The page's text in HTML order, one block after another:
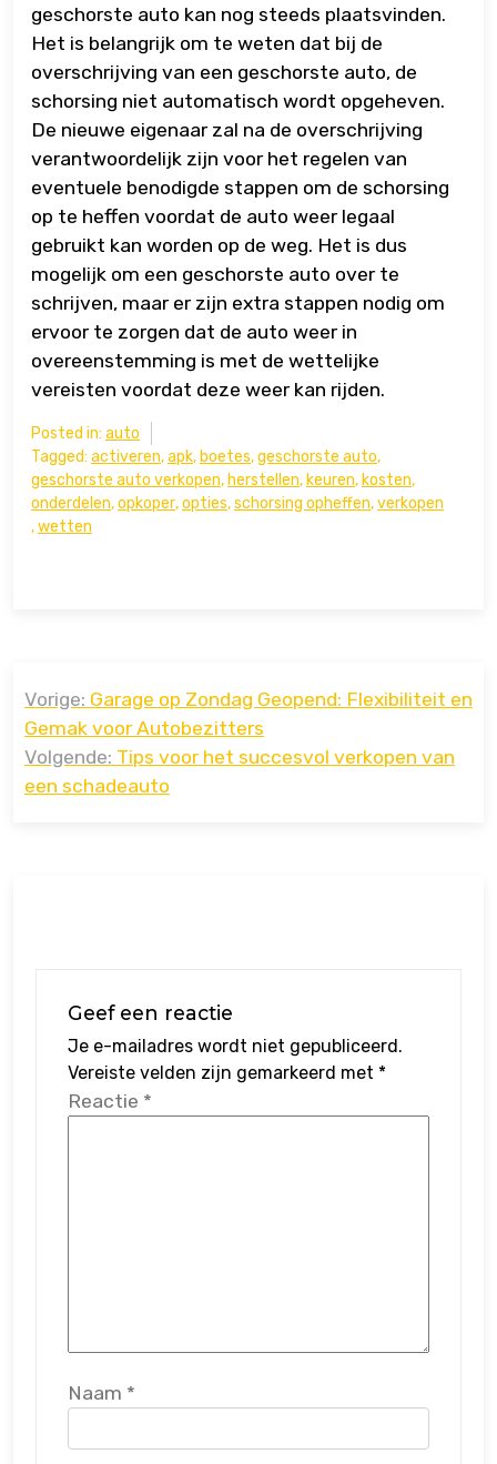
geschorste auto kan nog steeds plaatsvinden.
Het is belangrijk om te weten dat bij de
overschrijving van een geschorste auto, de
schorsing niet automatisch wordt opgeheven.
De nieuwe eigenaar zal na de overschrijving
verantwoordelijk zijn voor het regelen van
eventuele benodigde stappen om de schorsing
op te heffen voordat de auto weer legaal
gebruikt kan worden op de weg. Het is dus
mogelijk om een geschorste auto over te
schrijven, maar er zijn extra stappen nodig om
ervoor te zorgen dat de auto weer in
overeenstemming is met de wettelijke
vereisten voordat deze weer kan rijden.
Posted in: auto
Tagged: activeren,apk, boetes,geschorste auto,
geschorste auto verkopen, herstellen, keuren, kosten,
onderdelen,opkoper,opties,schorsing opheffen,verkopen
,wetten
navigatie
Vorige: Garage op Zondag Geopend: Flexibiliteit en
Gemak voor Autobezitters
Volgende: Tips voor het succesvol verkopen van
een schadeauto
Geef een reactie
Je e-mailadres wordt niet gepubliceerd.
Vereiste velden zijn gemarkeerd met *
Reactie *
Naam *